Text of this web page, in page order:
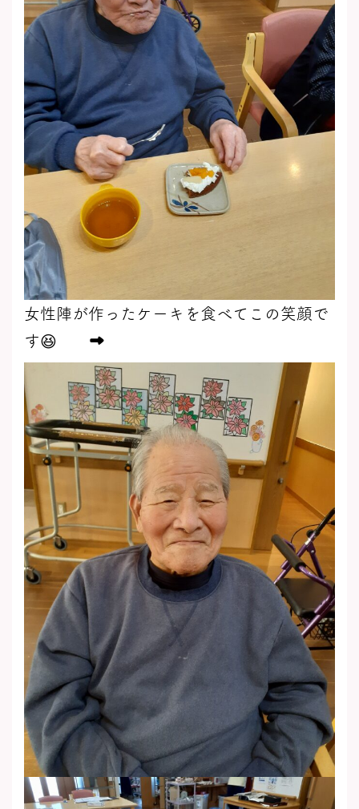
女性陣が作ったケーキを食べてこの笑顔で
す😆 ➡